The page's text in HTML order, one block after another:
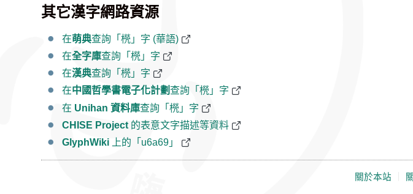
其它漢字網路資源
在萌典查詢「橩」字 (華語)
在全字庫查詢「橩」字
在漢典查詢「橩」字
在中國哲學書電子化計劃 查詢「橩」字
在 Unihan 資料庫查詢「橩」字
CHISE Project 的表意文字描述等資料
GlyphWiki 上的「u6a69」
關於本站